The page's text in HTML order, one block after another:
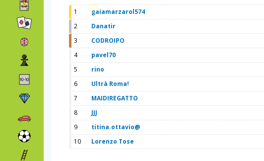
1 gaiamarzarol574
2
Danatir
3
CODROIPO
4
pavel70
5
rino
6
Ultrà Roma!
7
MAIDIREGATTO
8
JJJ
9
titina.ottavio@
10
Lorenzo Tose